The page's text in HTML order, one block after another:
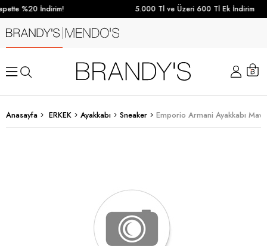
%20 İndirim! 5.000 Tl ve Üzeri 600 Tl Ek İndirim
Anasayfa ERKEK Ayakkabı Sneaker Emporio Armani Ayakkabı Mavi